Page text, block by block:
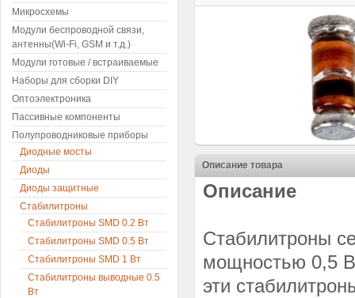
Описание товара
Описание
Стабилитроны
мощностью 0,5
эти
Микросхемы
Модули беспроводной связи,
антенны(Wi-Fi, GSM и т.д.)
Модули готовые / встраиваемые
Наборы для сборки DIY
Оптоэлектроника
Пассивные компоненты
Полупроводниковые приборы
Диодные мосты
Диоды
Диоды защитные
Стабилитроны
Стабилитроны SMD 0.2 Вт
Стабилитроны SMD 0.5 Вт
Стабилитроны SMD 1 Вт
Стабилитроны выводные 0.5
Вт